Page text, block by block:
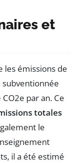
et
les émissions de
subventionnée
par an. Ce
totales
le
il a été estimé